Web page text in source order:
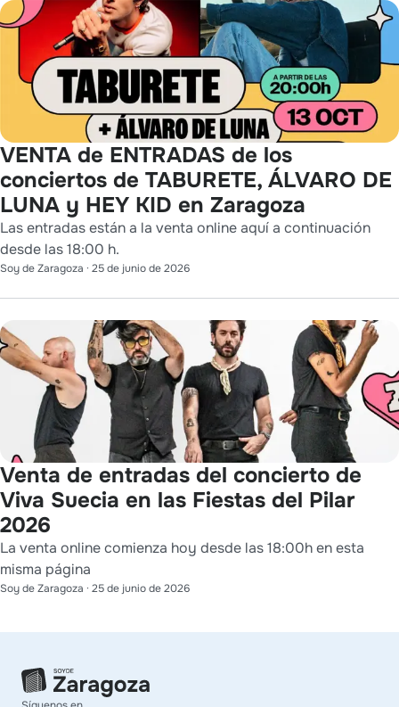
VENTA de ENTRADAS de los
conciertos de TABURETE, ÁLVARO DE
LUNA y HEY KID en Zaragoza
Las entradas están a la venta online aquí a continuación
desde las 18:00 h.
Soy de Zaragoza · 25 de junio de 2026
Venta de entradas del concierto de
Viva Suecia en las Fiestas del Pilar
2026
La venta online comienza hoy desde las 18:00h en esta
misma página
Soy de Zaragoza · 25 de junio de 2026